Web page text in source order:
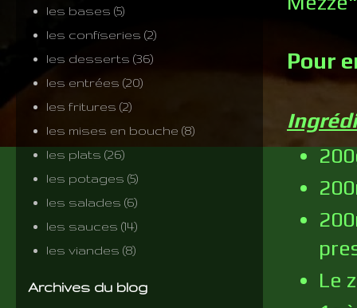
Pour
Le
les bases (5)
les confiseries (2)
les desserts (36)
les entrées (20)
les fritures (2)
les mises en bouche (8)
les plats (26)
les potages (5)
les salades (6)
les sauces (14)
les viandes (8)
Archives du blog